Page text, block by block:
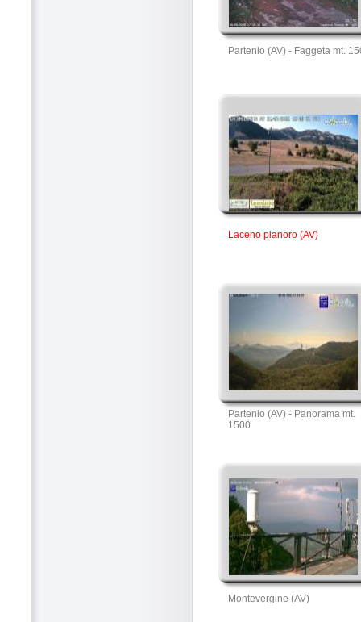
Partenio (AV) - Faggeta mt.
Laceno pianoro (AV)
Partenio (AV) - Panorama mt.
1500
Montevergine (AV)